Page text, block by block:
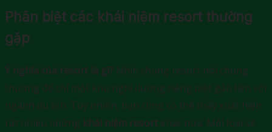
Phân biệt các khái niệm resort thường
gặp
Ý nghĩa của resort là gì? Nhìn chung resort nói chung
thường để chỉ một khu nghỉ dưỡng riêng biệt gắn liền với
ngành du lịch. Tuy nhiên, bạn cũng có thể thấy xuất hiện
rất nhiều những khái niệm resort khác nữa. Mỗi loại sẽ